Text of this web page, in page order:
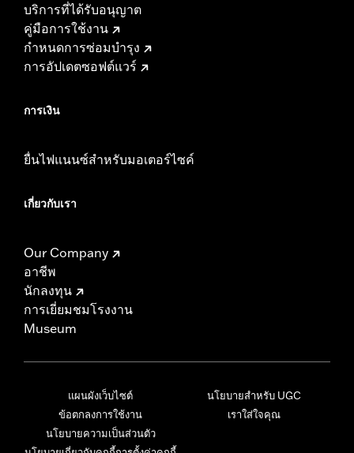
บริการที่ได้รับอนุญาต
คู่มือการใช้งาน
กำหนดการซ่อมบำรุง
การอัปเดตซอฟต์แวร์
การเงิน
ยื่นไฟแนนซ์สำหรับมอเตอร์ไซค์
เกี่ยวกับเรา
Our Company
อาชีพ
นักลงทุน
การเยี่ยมชมโรงงาน
Museum
แผนผังเว็บไซต์
ข้อตกลงการใช้งาน
นโยบายความเป็นส่วนตัว
นโยบายสำหรับ UGC
เราใส่ใจคุณ